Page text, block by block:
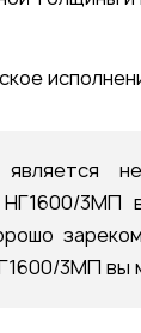
НГ1600/
3МП вы